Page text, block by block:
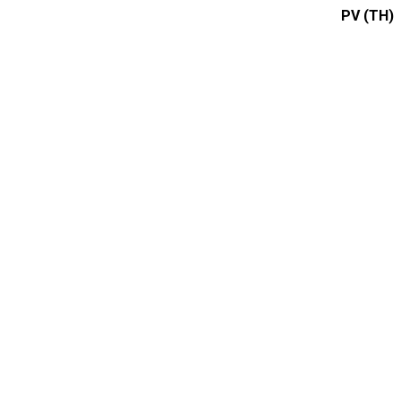
PV (TH)